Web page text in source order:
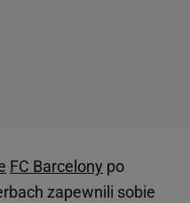
FC Barcelony po
zapewnili sobie